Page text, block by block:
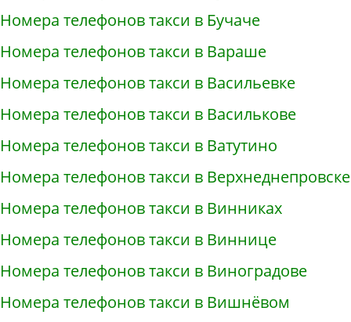
Номера телефонов такси в Бучаче
Номера телефонов такси в Вараше
Номера телефонов такси в Васильевке
Номера телефонов такси в Василькове
Номера телефонов такси в Ватутино
Номера телефонов такси в Верхнеднепровске
Номера телефонов такси в Винниках
Номера телефонов такси в Виннице
Номера телефонов такси в Виноградове
Номера телефонов такси в Вишнёвом